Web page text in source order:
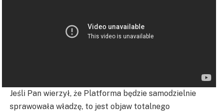
Jeśli Pan wierzył, że Platforma będzie samodzielnie
sprawowała władzę, to jest objaw totalnego